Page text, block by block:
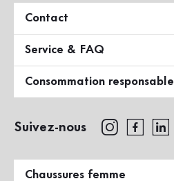
Contact
Service & FAQ
Consommation responsable
Suivez-nous
Chaussures femme